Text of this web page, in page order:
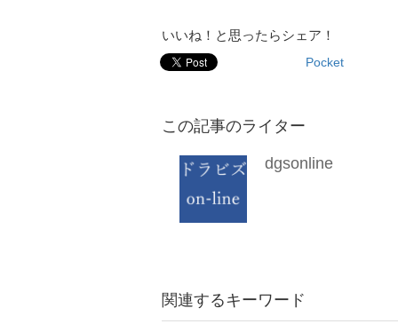
いいね！と思ったらシェア！
Pocket
この記事のライター
dgsonline
関連するキーワード